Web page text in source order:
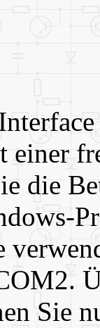
einer
die
Sie